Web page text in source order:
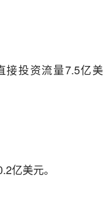
接投资流量7.5亿美
亿美元。